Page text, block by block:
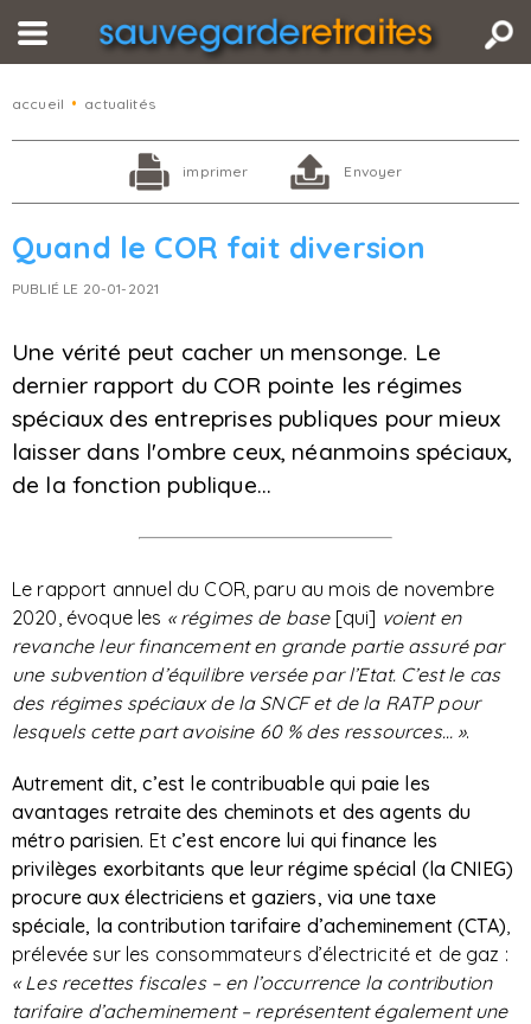
accueil • actualités
imprimer Envoyer
Quand le COR fait diversion
PUBLIÉ LE 20-01-2021
Une vérité peut cacher un mensonge. Le
dernier rapport du COR pointe les régimes
spéciaux des entreprises publiques pour mieux
laisser dans l'ombre ceux, néanmoins spéciaux,
de la fonction publique...
Le rapport annuel du COR, paru au mois de novembre
2020, évoque les « régimes de base[qui] voient en
revanche leur financement en grande partie assuré par
une subvention d’équilibre versée par l’Etat. C’est le cas
des régimes spéciaux de la SNCF et de la RATP pour
lesquels cette part avoisine 60 % des ressources… ».
Autrement dit, c’est le contribuable qui paie les
avantages retraite des cheminots et des agents du
métro parisien. Etc’est encore lui qui finance les
privilèges exorbitants que leur régime spécial (la CNIEG)
procure aux électriciens et gaziers, via une taxe
spéciale, la contribution tarifaire d’acheminement (CTA),
prélevée sur les consommateurs d’électricité et de gaz :
« Les recettes fiscales – en l’occurrence la contribution
tarifaire d’acheminement – représentent également une